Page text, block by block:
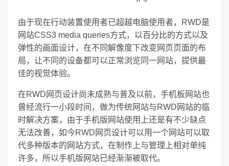
由于现在行动装置使用者已超越电脑使用者，RWD是
网站CSS3 media queries方式，以百分比的方式以及
弹性的画面设计，在不同解像度下改变网页页面的布
局，让不同的设备都可以正常浏览同一网站，提供最
佳的视觉体验。
在RWD网页设计尚未成熟与普及以前，手机板网站也
曾经流行一小段时间，做为传统网站与RWD网站的临
时解决方案，由于手机版网站使用上还是有不少缺点
无法改善，如今RWD网页设计可以用一个网站可以取
代多种版本的网站方式，在制作上与管理上相对单纯
许多，所以手机版网站已经渐渐被取代。